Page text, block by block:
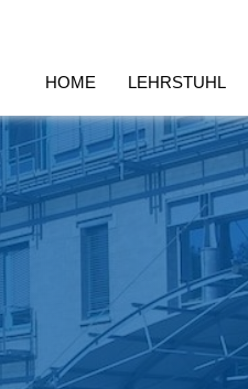
HOME LEHRSTUHL